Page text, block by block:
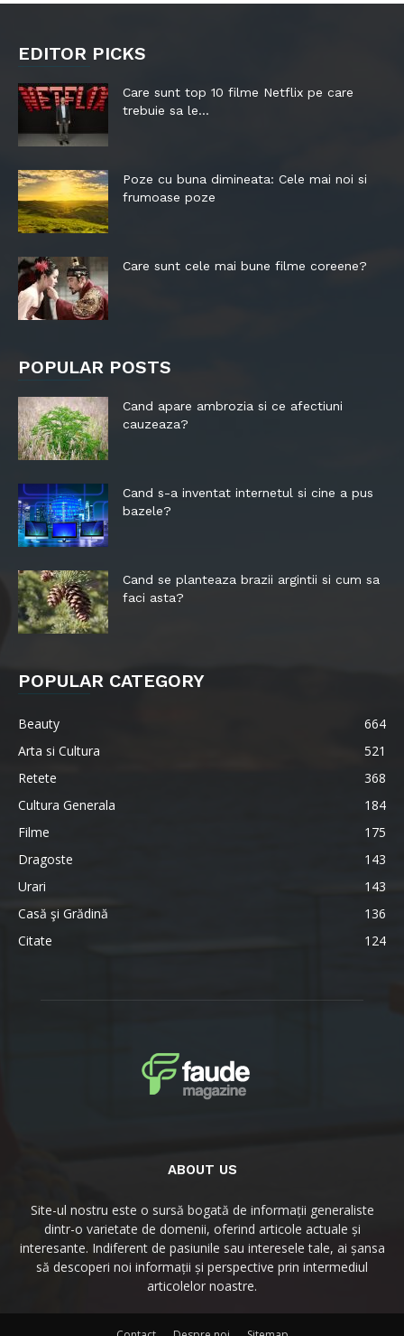
EDITOR PICKS
Care sunt top 10 filme Netflix pe care
trebuie sa le...
Poze cu buna dimineata: Cele mai noi si
frumoase poze
Care sunt cele mai bune filme coreene?
POPULAR POSTS
Cand apare ambrozia si ce afectiuni
cauzeaza?
Cand s-a inventat internetul si cine a pus
bazele?
Cand se planteaza brazii argintii si cum sa
faci asta?
POPULAR CATEGORY
Beauty
664
Arta si Cultura
521
Retete
368
Cultura Generala
184
Filme
175
Dragoste
143
Urari
143
Casă şi Grădină
136
Citate
124
ABOUT US
Site-ul nostru este o sursă bogată de informații generaliste
dintr-o varietate de domenii, oferind articole actuale și
interesante. Indiferent de pasiunile sau interesele tale, ai șansa
să descoperi noi informații și perspective prin intermediul
articolelor noastre.